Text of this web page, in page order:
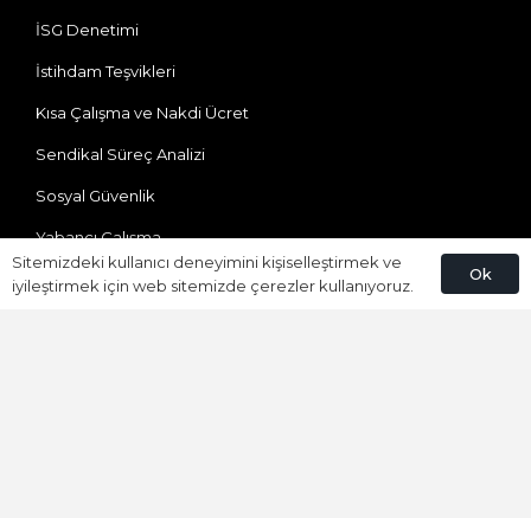
İSG Denetimi
İstihdam Teşvikleri
Kısa Çalışma ve Nakdi Ücret
Sendikal Süreç Analizi
Sosyal Güvenlik
Yabancı Çalışma
Bize Ulaşın
Sitemizdeki kullanıcı deneyimini kişiselleştirmek ve
iyileştirmek için web sitemizde çerezler kullanıyoruz.
Ok